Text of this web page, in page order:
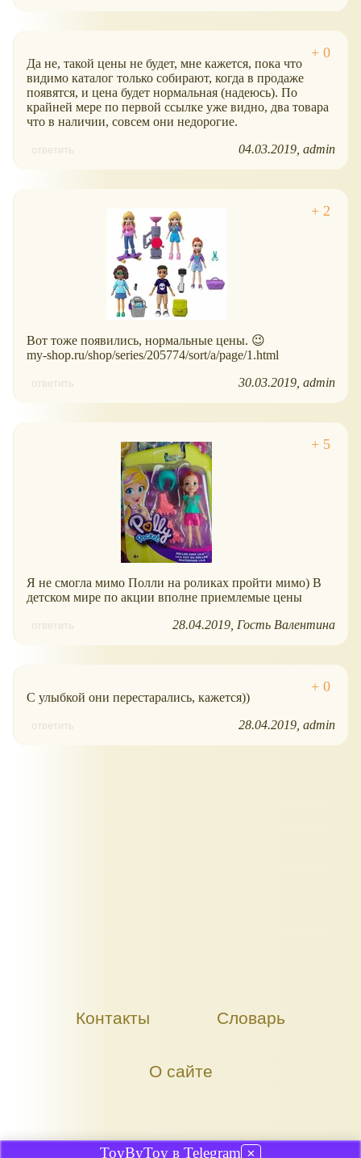
Да не, такой цены не будет, мне кажется, пока что
видимо каталог только собирают, когда в продаже
появятся, и цена будет нормальная (надеюсь). По
крайней мере по первой ссылке уже видно, два товара
что в наличии, совсем они недорогие.
ответить 04.03.2019 admin
Вот тоже появились, нормальные цены. 😉
my-shop.ru/shop/series/205774/sort/a/page/1.html
ответить 30.03.2019 admin
Я не смогла мимо Полли на роликах пройти мимо) В
детском мире по акции вполне приемлемые цены
ответить 28.04.2019 Гость Валентина
С улыбкой они перестарались, кажется))
ответить 28.04.2019 admin
Контакты Словарь
О сайте
ToyByToy в Telegram ✕